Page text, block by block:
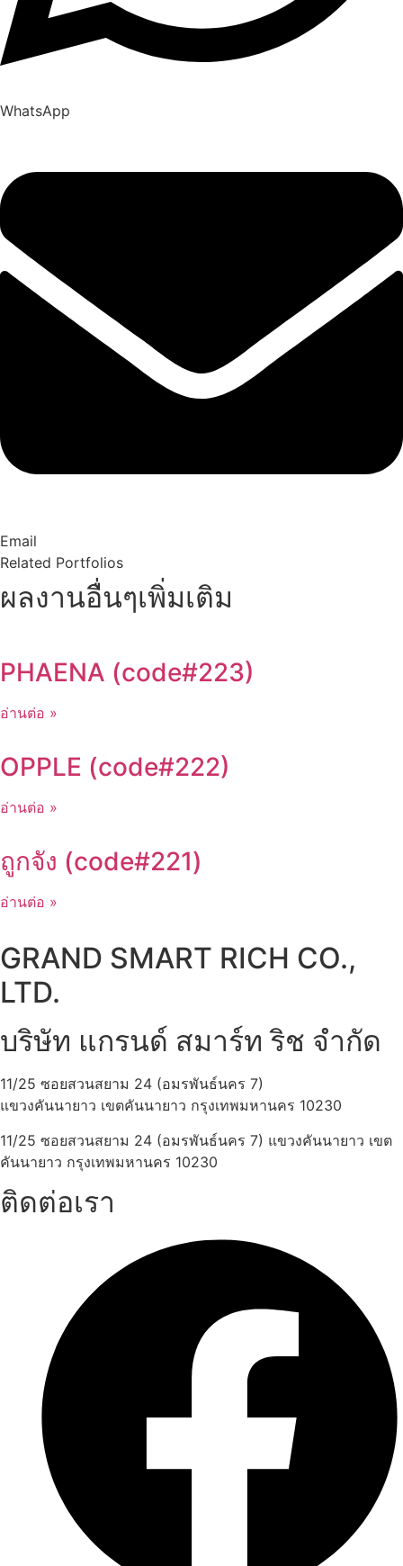
WhatsApp
Email
Related Portfolios
ผลงานอื่นๆเพิ่มเติม
PHAENA (code#223)
อ่านต่อ »
OPPLE (code#222)
อ่านต่อ »
ถูกจัง (code#221)
อ่านต่อ »
GRAND SMART RICH CO.,
LTD.
บริษัท แกรนด์ สมาร์ท ริช จำกัด
11/25 ซอยสวนสยาม 24 (อมรพันธ์นคร 7)
แขวงคันนายาว เขตคันนายาว กรุงเทพมหานคร 10230
11/25 ซอยสวนสยาม 24 (อมรพันธ์นคร 7) แขวงคันนายาว เขต
คันนายาว กรุงเทพมหานคร 10230
ติดต่อเรา